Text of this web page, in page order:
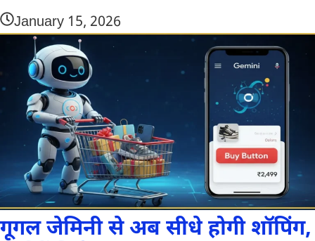
January 15, 2026
गूगल जेमिनी से अब सीधे होगी शॉपिंग,